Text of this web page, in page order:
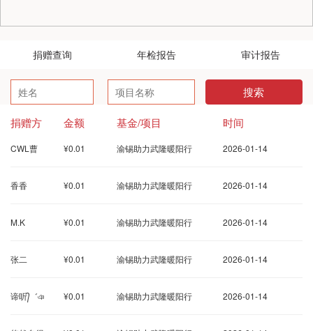
捐赠查询 年检报告 审计报告
搜索
捐赠方 金额 基金/项目 时间
CWL曹 ¥0.01 渝锡助力武隆暖阳行 2026-01-14
香香 ¥0.01 渝锡助力武隆暖阳行 2026-01-14
M.K ¥0.01 渝锡助力武隆暖阳行 2026-01-14
张二 ¥0.01 渝锡助力武隆暖阳行 2026-01-14
谛听᭄゛ঞ ¥0.01 渝锡助力武隆暖阳行 2026-01-14